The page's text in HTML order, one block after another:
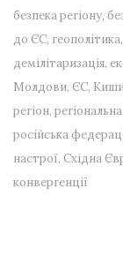
безпека регіону,
до ЄС, геополітика,
демілітаризація,
Молдови, ЄС,
регіон,
російська
настрої, Східна
конвергенції